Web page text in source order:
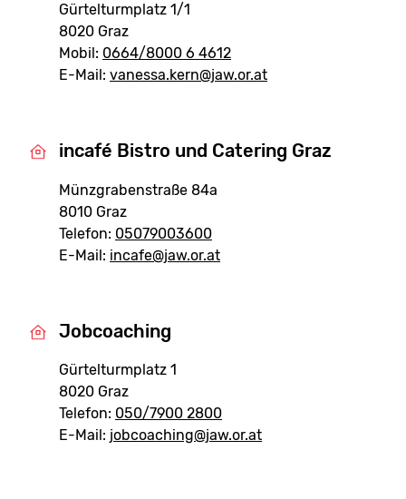
Gürtelturmplatz 1/1
8020 Graz
Mobil: 0664/8000 6 4612
E-Mail: vanessa.kern@jaw.or.at
incafé Bistro und Catering Graz
Münzgrabenstraße 84a
8010 Graz
Telefon: 05079003600
E-Mail: incafe@jaw.or.at
Jobcoaching
Gürtelturmplatz 1
8020 Graz
Telefon: 050/7900 2800
E-Mail: jobcoaching@jaw.or.at